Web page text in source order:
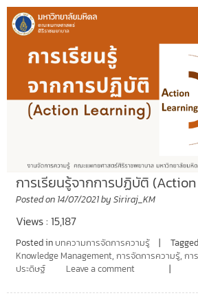
การเรียนรู้จากการปฏิบัติ
Posted on 14/07/2021by Siriraj_KM
Views : 15,187
Posted in บทความการจัดการความรู้ Tagged
Knowledge Management, การจัดการความรู้, กา
ประดิษฐ์
Leave a comment